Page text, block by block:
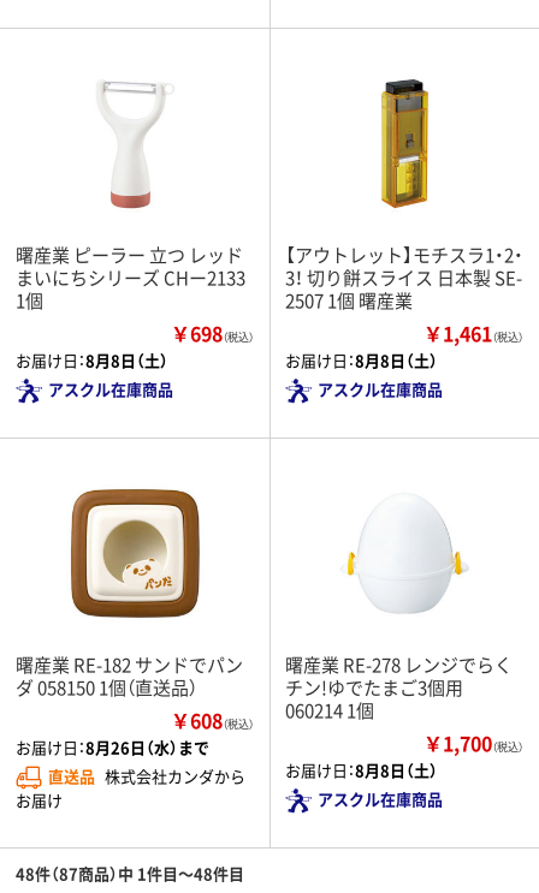
曙産業 ピーラー 立つ レッド
まいにちシリーズ CHー2133
1個
￥698（税込）
お届け日：8月8日（土）
アスクル在庫商品
【アウトレット】モチスラ1・2・
3！ 切り餅スライス 日本製 SE-
2507 1個 曙産業
￥1,461（税込）
お届け日：8月8日（土）
アスクル在庫商品
曙産業 RE-182 サンドでパン
ダ 058150 1個（直送品）
￥608（税込）
お届け日：8月26日（水）まで
直送品 株式会社カンダから
お届け
曙産業 RE-278 レンジでらく
チン!ゆでたまご3個用
060214 1個
￥1,700（税込）
お届け日：8月8日（土）
アスクル在庫商品
48件（87商品）中 1件目～48件目